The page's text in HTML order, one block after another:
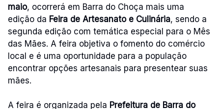
maio, ocorrerá em Barra do Choça mais uma
edição da Feira de Artesanato e Culinária, sendo a
segunda edição com temática especial para o Mês
das Mães. A feira objetiva o fomento do comércio
local e é uma oportunidade para a população
encontrar opções artesanais para presentear suas
mães.
A feira é organizada pela Prefeitura de Barra do